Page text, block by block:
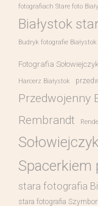
fotografiach Stare foto
Białystok
Budryk fotografie Białystok
Fotografia Sołowiejczyk
Harcerz Białystok
Przedwojenny
Rembrandt
Sołowiejczyk
Spacerkiem
stara fotografia
stara fotografia